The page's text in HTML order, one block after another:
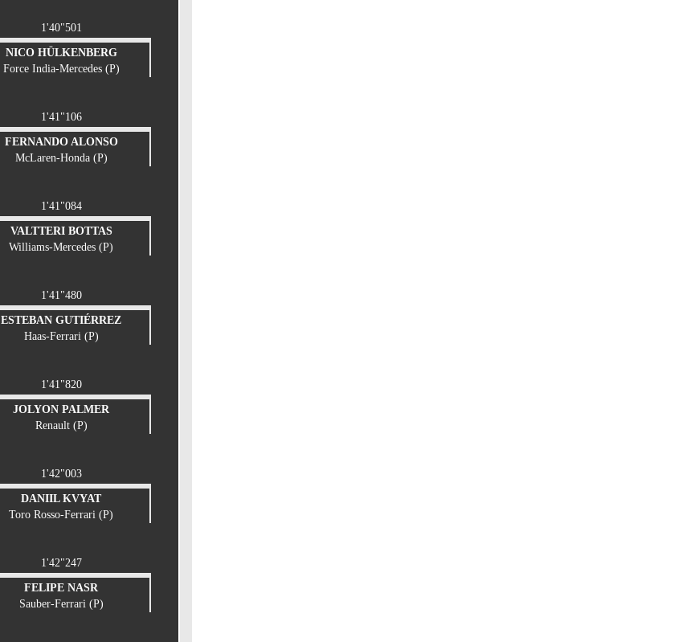
1'40"501
NICO HÜLKENBERG
Force India-Mercedes (P)
1'41"106
FERNANDO ALONSO
McLaren-Honda (P)
1'41"084
VALTTERI BOTTAS
Williams-Mercedes (P)
1'41"480
ESTEBAN GUTIÉRREZ
Haas-Ferrari (P)
1'41"820
JOLYON PALMER
Renault (P)
1'42"003
DANIIL KVYAT
Toro Rosso-Ferrari (P)
1'42"247
FELIPE NASR
Sauber-Ferrari (P)